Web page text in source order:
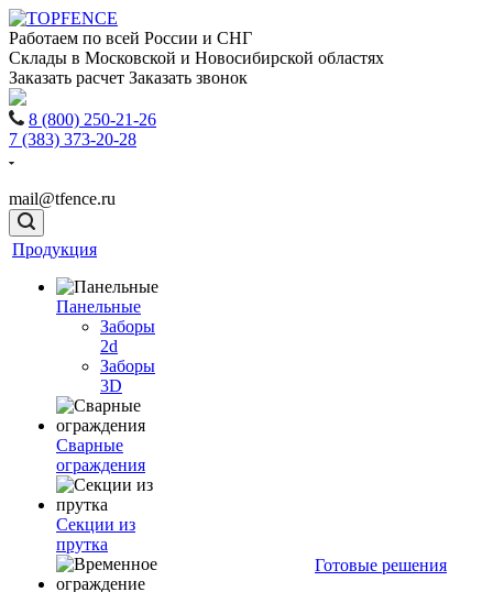
Работаем по всей России и СНГ
Склады в Московской и Новосибирской областях
Заказать расчет Заказать звонок
8 (800) 250-21-26
7 (383) 373-20-28
mail@tfence.ru
Продукция
Панельные
Заборы
2d
Заборы
3D
Сварные
ограждения
Секции из
прутка
Готовые решения